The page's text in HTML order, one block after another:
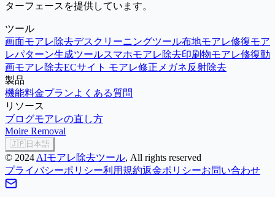
ターフェースを提供しています。
ツール
画面モアレ除去デスクリーニングツール布地モアレ修復モア
レパターン生成ツールスマホモアレ除去印刷物モアレ修復動
画モアレ除去ECサイト モアレ修正 メガネ反射除去
製品
機能料金プランよくある質問
リソース
ブログモアレの直し方
Moire Removal
🇯🇵 日本語
© 2024 AIモアレ除去ツール, All rights reserved
プライバシーポリシー利用規約返金ポリシーお問い合わせ